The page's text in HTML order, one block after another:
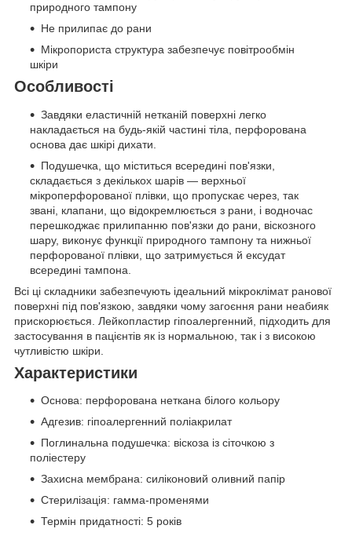
природного тампону
Не прилипає до рани
Мікропориста структура забезпечує повітрообмін
шкіри
Особливості
Завдяки еластичній нетканій поверхні легко
накладається на будь-якій частині тіла, перфорована
основа дає шкірі дихати.
Подушечка, що міститься всередині пов'язки,
складається з декількох шарів — верхньої
мікроперфорованої плівки, що пропускає через, так
звані, клапани, що відокремлюється з рани, і водночас
перешкоджає прилипанню пов'язки до рани, віскозного
шару, виконує функції природного тампону та нижньої
перфорованої плівки, що затримується й ексудат
всередині тампона.
Всі ці складники забезпечують ідеальний мікроклімат ранової
поверхні під пов'язкою, завдяки чому загоєння рани неабияк
прискорюється. Лейкопластир гіпоалергенний, підходить для
застосування в пацієнтів як із нормальною, так і з високою
чутливістю шкіри.
Характеристики
Основа: перфорована неткана білого кольору
Адгезив: гіпоалергенний поліакрилат
Поглинальна подушечка: віскоза із сіточкою з
поліестеру
Захисна мембрана: силіконовий оливний папір
Стерилізація: гамма-променями
Термін придатності: 5 років